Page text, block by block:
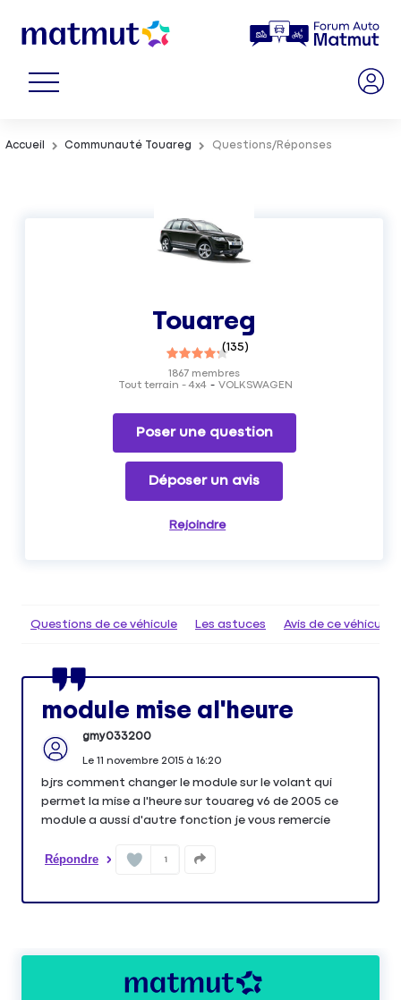
Accueil Communauté Touareg Questions/Réponses
Touareg
(135)
Tout terrain - 4x4 VOLKSWAGEN
1867 membres
Poser une question
Déposer un avis
Rejoindre
Questions de ce véhicule Les astuces Avis de ce véhicule
module mise al'heure
gmy033200
Le 11 novembre 2015à 16:20
bjrs comment changer le module sur le volant qui
permet la mise a l'heure sur touareg v6 de 2005 ce
module a aussi d'autre fonction je vous remercie
Répondre 1